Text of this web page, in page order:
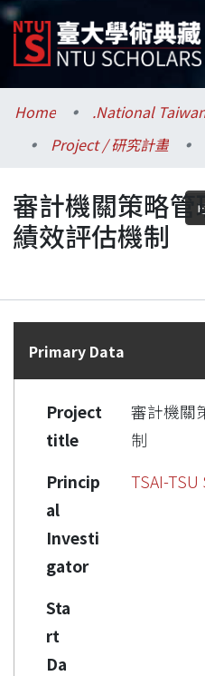
Communities &
Research Outputs
Fundings & Projects
Researchers
Statistics
Home
Project / 研究計畫
審計機關策略管
績效評估機制
Primary Data
Project
title
審計機關
制
Princip
al
Investi
gator
TSAI-TSU
Sta
rt
Da